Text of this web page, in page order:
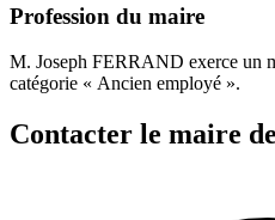
Profession du maire
M. Joseph FERRAND exerce un
catégorie « Ancien employé ».
Contacter le maire